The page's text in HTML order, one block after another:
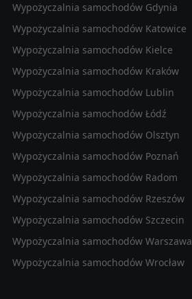
Wypożyczalnia samochodów Gdynia
Wypożyczalnia samochodów Katowice
Wypożyczalnia samochodów Kielce
Wypożyczalnia samochodów Kraków
Wypożyczalnia samochodów Lublin
Wypożyczalnia samochodów Łódź
Wypożyczalnia samochodów Olsztyn
Wypożyczalnia samochodów Poznań
Wypożyczalnia samochodów Radom
Wypożyczalnia samochodów Rzeszów
Wypożyczalnia samochodów Szczecin
Wypożyczalnia samochodów Warszawa
Wypożyczalnia samochodów Wrocław